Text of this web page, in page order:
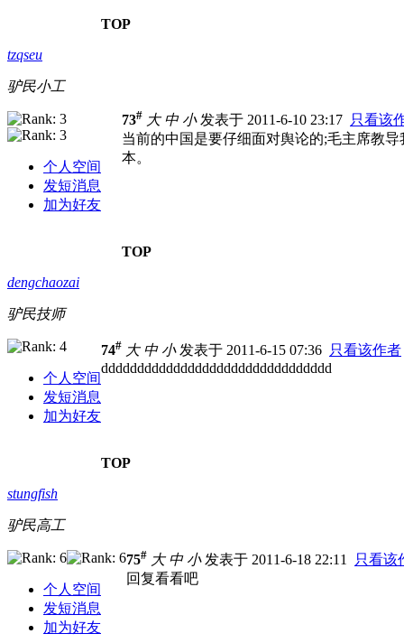
TOP
tzqseu
驴民小工
个人空间
发短消息
加为好友
73# 大 中 小发表于 2011-6-10 23:17 只看该
当前的中国是要仔细面对舆论的;毛主席教
本。
TOP
dengchaozai
驴民技师
个人空间
发短消息
加为好友
74# 大 中 小发表于 2011-6-15 07:36 只看该作者
dddddddddddddddddddddddddddddddd
TOP
stungfish
驴民高工
个人空间
发短消息
加为好友
75# 大 中 小发表于 2011-6-18 22:11
只看该
回复看看吧